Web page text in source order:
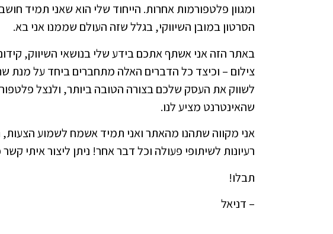
ומגוון פלטפורמות אחרות. הייחוד שלי הוא שאני תמיד
הסרטון במובן השיווקי, בגלל שזה העולם שממנו אני בא.
באתר הזה אני אשתף אתכם בידע שלי בנושאי השיווק,
צילום – וכיצד כל הדברים האלה מתחברים ביחד על מנת
לשווק את העסק שלכם בצורה הטובה ביותר, ולנצל
שהאינטרנט מציע לנו.
אני מקווה שתהנו מהאתר ואני תמיד אשמח לשמוע
רעיונות לשיתופי פעולה וכל דבר אחר! ניתן ליצור איתי קשר
תבלו!
– דניאל